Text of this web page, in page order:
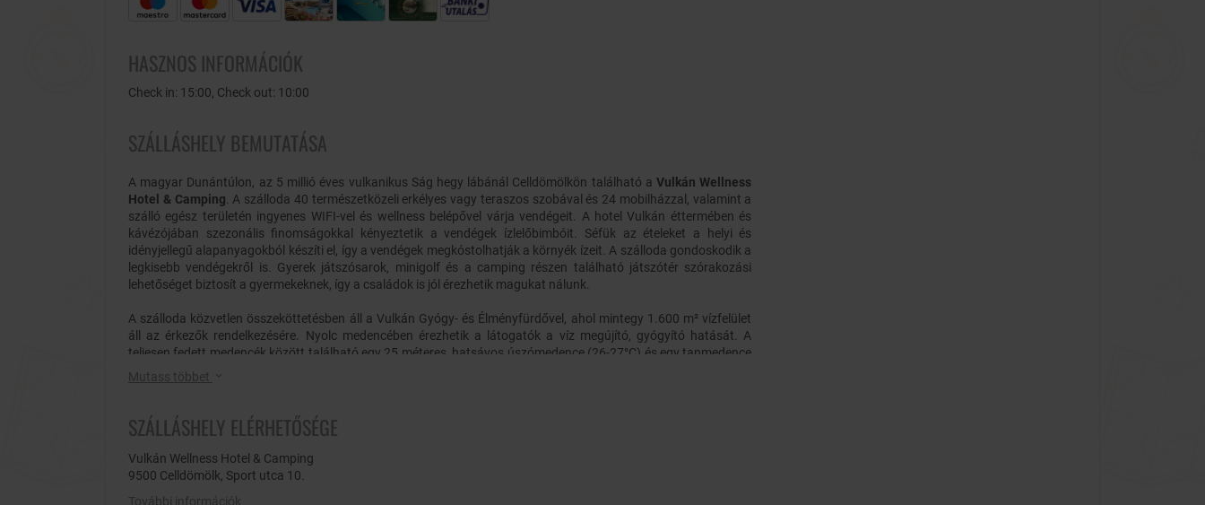
HASZNOS INFORMÁCIÓK
Check in: 15:00, Check out: 10:00
SZÁLLÁSHELY BEMUTATÁSA
A magyar Dunántúlon, az 5 millió éves vulkanikus Ság hegy lábánál Celldömölkön található aVulkán Wellness
Hotel & Camping . A szálloda 40 természetközeli erkélyes vagy teraszos szobával és 24 mobilházzal, valamint a
szálló egész területén ingyenes WIFI-vel és wellness belépővel várja vendégeit. A hotel Vulkán éttermében és
kávézójában szezonális finomságokkal kényeztetik a vendégek ízlelőbimbóit. Séfük az ételeket a helyi és
idényjellegű alapanyagokból készíti el, így a vendégek megkóstolhatják a környék ízeit. A szálloda gondoskodik a
legkisebb vendégekről is. Gyerek játszósarok, minigolf és a camping részen található játszótér szórakozási
lehetőséget biztosít a gyermekeknek, így a családok is jól érezhetik magukat nálunk.
A szálloda közvetlen összeköttetésben áll a Vulkán Gyógy- és Élményfürdővel, ahol mintegy 1.600 m² vízfelület
áll az érkezők rendelkezésére. Nyolc medencében érezhetik a látogatók a víz megújító, gyógyító hatását. A
teljesen fedett medencék között található egy 25 méteres, hatsávos úszómedence (26-27°C) és egy tanmedence
(32°C) is. Ezek mellett a fürdő zárt udvarán lévő gyógyvizes gyógymedence (33-34°C), valamint a 80 m² fedett és
80 m² nyitott részből álló gyógyvíztartalmú termálvizes medence (35-36°C) is egész évben látogatható. A
buzgárokkal, szökőkutakkal, örvénnyel és hidromasszázs elemekkel várja a vendégeket szezonális
nyitvatartással. Azonban rossz idő esetén, az egész évben nyitva tartó gyermekvilág várja a fiatalokat
óriáscsúszdával, beltéri bébipancsolóval illetve különböző élményelemekkel felszerelt vízi játszótérrel. Továbbá
500 m²-es szaunavilág áll rendelkezésre, mely négyfajta szaunával: finn, infra-, bioszaunával és gőzfürdővel, egy
Mutass többet
SZÁLLÁSHELY ELÉRHETŐSÉGE
Vulkán Wellness Hotel & Camping
9500 Celldömölk, Sport utca 10.
További információk